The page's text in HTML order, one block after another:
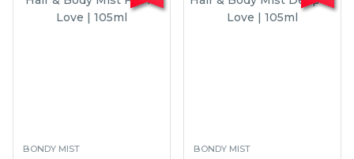
BONDY MIST BONDY MIST